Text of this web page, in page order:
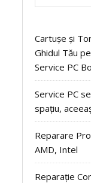
Cartușe și
Ghidul Tău
Service PC
Service PC
spațiu,
Reparare
AMD, Intel
Reparație